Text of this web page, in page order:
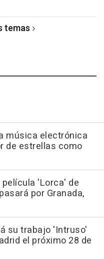
temas
música electrónica
de estrellas como
'Lorca' de
por Granada,
su trabajo 'Intruso'
el próximo 28 de